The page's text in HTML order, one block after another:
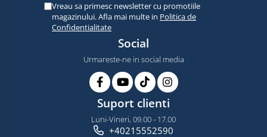
Vreau sa primesc newsletter cu promotiile
magazinului. Afla mai multe in Politica de
Confidentialitate
Social
Urmareste-ne in social media
Suport clienti
Luni-Vineri, 09.00 - 17.00
+40215552590